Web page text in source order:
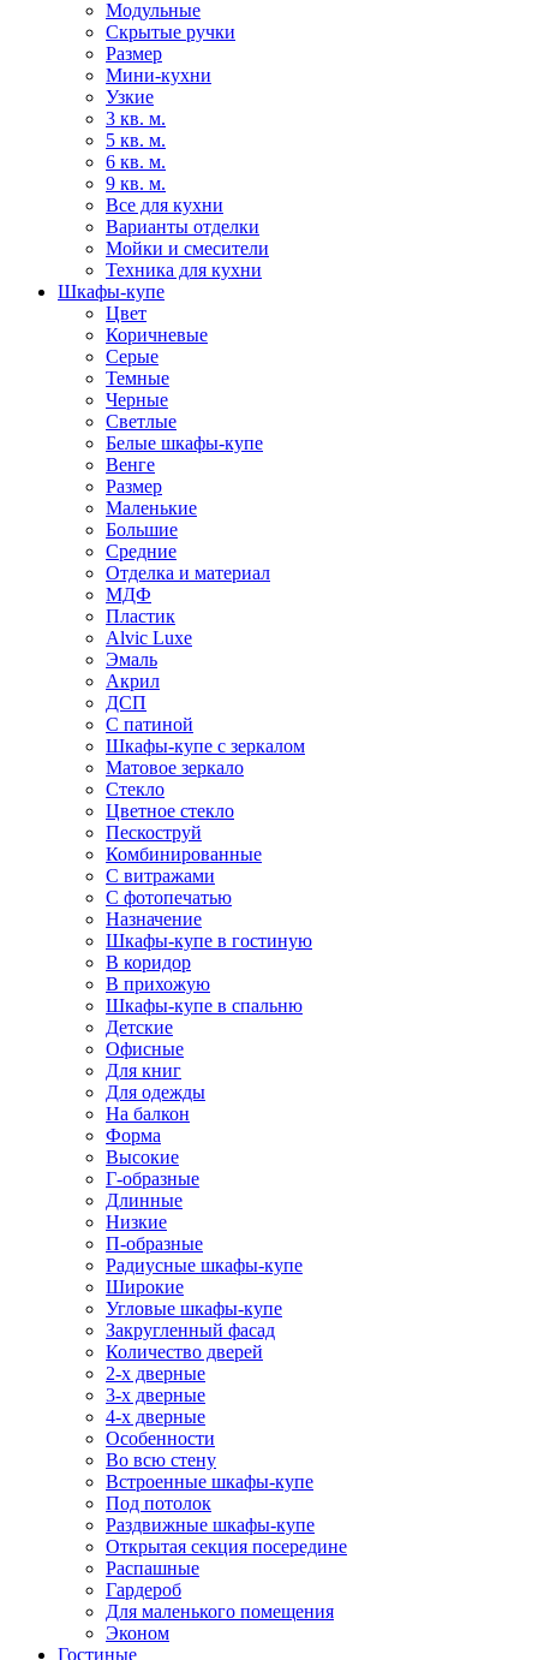
Модульные
Скрытые ручки
Размер
Мини-кухни
Узкие
3 кв. м.
5 кв. м.
6 кв. м.
9 кв. м.
Все для кухни
Варианты отделки
Мойки и смесители
Техника для кухни
Шкафы-купе
Цвет
Коричневые
Серые
Темные
Черные
Светлые
Белые шкафы-купе
Венге
Размер
Маленькие
Большие
Средние
Отделка и материал
МДФ
Пластик
Alvic Luxe
Эмаль
Акрил
ДСП
С патиной
Шкафы-купе с зеркалом
Матовое зеркало
Стекло
Цветное стекло
Пескоструй
Комбинированные
С витражами
С фотопечатью
Назначение
Шкафы-купе в гостиную
В коридор
В прихожую
Шкафы-купе в спальню
Детские
Офисные
Для книг
Для одежды
На балкон
Форма
Высокие
Г-образные
Длинные
Низкие
П-образные
Радиусные шкафы-купе
Широкие
Угловые шкафы-купе
Закругленный фасад
Количество дверей
2-х дверные
3-х дверные
4-х дверные
Особенности
Во всю стену
Встроенные шкафы-купе
Под потолок
Раздвижные шкафы-купе
Открытая секция посередине
Распашные
Гардероб
Для маленького помещения
Эконом
Гостиные